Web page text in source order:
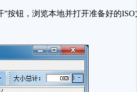
”按钮，浏览本地并打开准备好的ISO